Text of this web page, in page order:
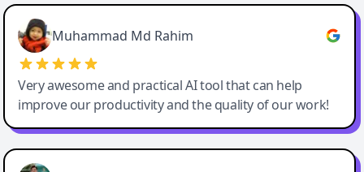
Easy-Peasy AI
Muhammad Md Rahim
Very awesome and practical AI tool that can help
improve our productivity and the quality of our work!